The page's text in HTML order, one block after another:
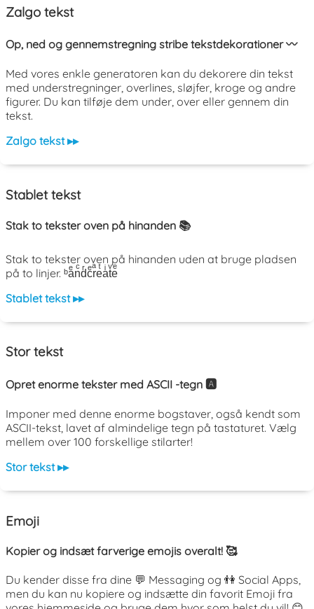
Zalgo tekst
Op, ned og gennemstregning stribe tekstdekorationer 〰️
Med vores enkle generatoren kan du dekorere din tekst
med understregninger, overlines, sløjfer, kroge og andre
figurer. Du kan tilføje dem under, over eller gennem din
tekst.
Zalgo tekst ▸▸
Stablet tekst
Stak to tekster oven på hinanden 📚
Stak to tekster oven på hinanden uden at bruge pladsen
på to linjer. ᵇaͤnͨdͬcͤrͣeͭaͥtͮeͤ
Stablet tekst ▸▸
Stor tekst
Opret enorme tekster med ASCII -tegn 🅰️
Imponer med denne enorme bogstaver, også kendt som
ASCII-tekst, lavet af almindelige tegn på tastaturet. Vælg
mellem over 100 forskellige stilarter!
Stor tekst ▸▸
Emoji
Kopier og indsæt farverige emojis overalt! 🥰
Du kender disse fra dine 💬 Messaging og 👫 Social Apps,
men du kan nu kopiere og indsætte din favorit Emoji fra